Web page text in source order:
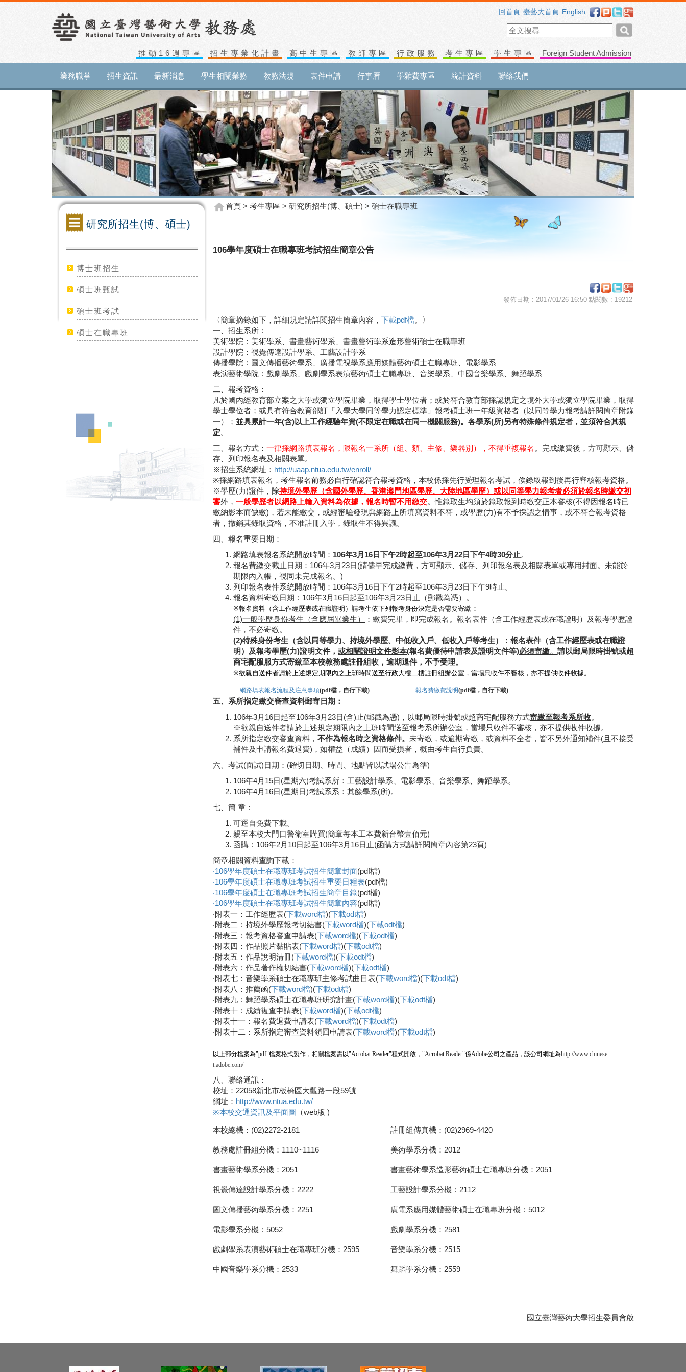
回首頁 臺藝大首頁 English
推動16週專區 招生專業化計畫 高中生專區 教師專區 行政服務 考生專區 學生專區 Foreign Student Admission
業務職掌 招生資訊 最新消息 學生相關業務 教務法規 表件申請 行事曆 學雜費專區 統計資料 聯絡我們
研究所招生(博、碩士)
博士班招生
碩士班甄試
碩士班考試
碩士在職專班
首頁 > 考生專區 > 研究所招生(博、碩士) > 碩士在職專班
106學年度碩士在職專班考試招生簡章公告
發佈日期 : 2017/01/26 16:50 點閱數 : 19212
〈簡章摘錄如下，詳細規定請詳閱招生簡章內容， 下載pdf檔。〉
一、招生系所：
美術學院：美術學系、書畫藝術學系、書畫藝術學系造形藝術碩士在職專班
設計學院：視覺傳達設計學系、工藝設計學系
傳播學院：圖文傳播藝術學系、廣播電視學系應用媒體藝術碩士在職專班 、電影學系
表演藝術學院：戲劇學系、戲劇學系表演藝術碩士在職專班 、音樂學系、中國音樂學系、舞蹈學系
二、報考資格：
凡於國內經教育部立案之大學或獨立學院畢業，取得學士學位者；或於符合教育部採認規定之境外大學或獨立學院畢業，取得
學士學位者；或具有符合教育部訂「入學大學同等學力認定標準」報考碩士班一年級資格者（以同等學力報考請詳閱簡章附錄
一）； 並具累計一年(含)以上工作經驗年資(不限定在職或在同一機關服務)。各學系(所)另有特殊條件規定者，並須符合其規
定。
三、報名方式： 一律採網路填表報名，限報名一系所（組、類、主修、樂器別），不得重複報名 。完成繳費後，方可顯示、儲
存、列印報名表及相關表單。
※招生系統網址： http://uaap.ntua.edu.tw/enroll/
※採網路填表報名，考生報名前務必自行確認符合報考資格，本校係採先行受理報名考試，俟錄取報到後再行審核報考資格。
※學歷(力)證件，除持境外學歷（含國外學歷、香港澳門地區學歷、大陸地區學歷）或以同等學力報考者必須於報名時繳交初
審外， 一般學歷者以網路上輸入資料為依據，報名時暫不用繳交。惟錄取生均須於錄取報到時繳交正本審核(不得因報名時已
繳納影本而缺繳)，若未能繳交，或經審驗發現與網路上所填寫資料不符，或學歷(力)有不予採認之情事，或不符合報考資格
者，撤銷其錄取資格，不准註冊入學，錄取生不得異議。
四、報名重要日期：
網路填表報名系統開放時間： 106年3月16日下午2時起至106年3月22日下午4時30分止。
報名費繳交截止日期：106年3月23日(請儘早完成繳費，方可顯示、儲存、列印報名表及相關表單或專用封面。未能於
期限內入帳，視同未完成報名。)
列印報名表件系統開放時間：106年3月16日下午2時起至106年3月23日下午9時止。
報名資料寄繳日期：106年3月16日起至106年3月23日止（郵戳為憑）。
※報名資料（含工作經歷表或在職證明）請考生依下列報考身份決定是否需要寄繳 ：
(1)一般學歷身份考生（含應屆畢業生）
：繳費完畢，即完成報名。報名表件（含工作經歷表或在職證明）及報考學歷證
件，不必寄繳。
(2)特殊身份考生（含以同等學力、持境外學歷、中低收入戶、低收入戶等考生）
：報名表件（含工作經歷表或在職證
明）及報考學歷(力)證明文件， 或相關證明文件影本(報名費優待申請表及證明文件等)必須寄繳。 請以郵局限時掛號或超
商宅配服服方式寄繳至本校教務處註冊組收，逾期退件，不予受理。
※欲親自送件者請於上述規定期限內之上班時間送至行政大樓二樓註冊組辦公室，當場只收件不審核，亦不提供收件收據。
網路填表報名流程及注意事項(pdf檔，自行下載) 報名費繳費說明(pdf檔，自行下載)
五、系所指定繳交審查資料郵寄日期：
106年3月16日起至106年3月23日(含)止(郵戳為憑)，以郵局限時掛號或超商宅配服務方式寄繳至報考系所收。
※欲親自送件者請於上述規定期限內之上班時間送至報考系所辦公室，當場只收件不審核，亦不提供收件收據。
系所指定繳交審查資料， 不作為報名時之資格條件。 未寄繳，或逾期寄繳，或資料不全者，皆不另外通知補件(且不接受
補件及申請報名費退費)，如權益（成績）因而受損者，概由考生自行負責。
六、考試(面試)日期：(確切日期、時間、地點皆以試場公告為準)
106年4月15日(星期六)考試系所：工藝設計學系、電影學系、音樂學系、舞蹈學系。
106年4月16日(星期日)考試系系：其餘學系(所)。
七、簡 章：
可逕自免費下載。
親至本校大門口警衛室購買(簡章每本工本費新台幣壹佰元)
函購：106年2月10日起至106年3月16日止(函購方式請詳閱簡章內容第23頁)
簡章相關資料查詢下載：
‧106學年度碩士在職專班考試招生簡章封面(pdf檔)
‧106學年度碩士在職專班考試招生重要日程表(pdf檔)
‧106學年度碩士在職專班考試招生簡章目錄(pdf檔)
‧106學年度碩士在職專班考試招生簡章內容(pdf檔)
‧附表一：工作經歷表(下載word檔)(下載odt檔)
‧附表二：持境外學歷報考切結書(下載word檔)(下載odt檔)
‧附表三：報考資格審查申請表(下載word檔)(下載odt檔)
‧附表四：作品照片黏貼表(下載word檔)(下載odt檔)
‧附表五：作品說明清冊(下載word檔)(下載odt檔)
‧附表六：作品著作權切結書(下載word檔)(下載odt檔)
‧附表七：音樂學系碩士在職專班主修考試曲目表(下載word檔)(下載odt檔)
‧附表八：推薦函(下載word檔)(下載odt檔)
‧附表九：舞蹈學系碩士在職專班研究計畫(下載word檔)(下載odt檔)
‧附表十：成績複查申請表(下載word檔)(下載odt檔)
‧附表十一：報名費退費申請表(下載word檔)(下載odt檔)
‧附表十二：系所指定審查資料領回申請表(下載word檔)(下載odt檔)
以上部分檔案為"pdf"檔案格式製作，相關檔案需以"Acrobat Reader"程式開啟， "Acrobat Reader"係Adobe公司之產品，該公司網址為http://www.chinese-
t.adobe.com/
八、聯絡通訊：
校址：22058新北市板橋區大觀路一段59號
網址： http://www.ntua.edu.tw/
※本校交通資訊及平面圖 （web版 )
本校總機：(02)2272-2181 註冊組傳真機：(02)2969-4420
教務處註冊組分機：1110~1116 美術學系分機：2012
書畫藝術學系分機：2051 書畫藝術學系造形藝術碩士在職專班分機：2051
視覺傳達設計學系分機：2222 工藝設計學系分機：2112
圖文傳播藝術學系分機：2251 廣電系應用媒體藝術碩士在職專班分機：5012
電影學系分機：5052 戲劇學系分機：2581
戲劇學系表演藝術碩士在職專班分機：2595 音樂學系分機：2515
中國音樂學系分機：2533 舞蹈學系分機：2559
國立臺灣藝術大學招生委員會啟